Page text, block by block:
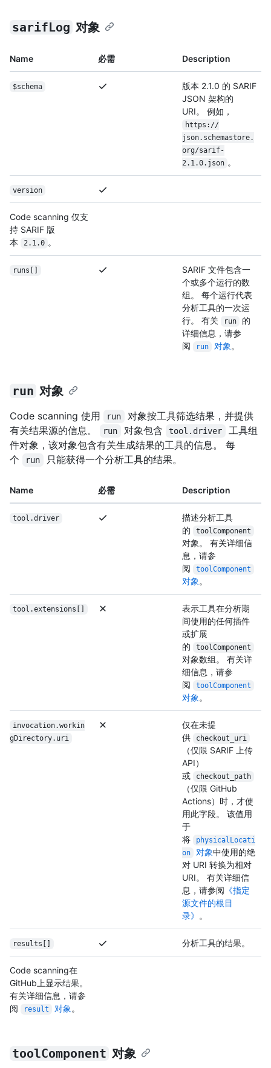
sarifLog 对象
Name 必需 Description
$schema
版本 2.1.0 的 SARIF
JSON 架构的
URI。 例如，
https://
json.schemastore.
org/sarif-
2.1.0.json 。
version
Code scanning 仅支
持 SARIF 版
本
2.1.0 。
runs[]
SARIF 文件包含一
个或多个运行的数
组。 每个运行代表
分析工具的一次运
行。 有关
run
的
详细信息，请参
阅
run 对象 。
run 对象
Code scanning 使用 run
对象按工具筛选结果，并提供
有关结果源的信息。
run 对象包含 tool.driver
工具组
件对象，该对象包含有关生成结果的工具的信息。 每
个
run 只能获得一个分析工具的结果。
Name 必需 Description
tool.driver
描述分析工具
的
toolComponent
对象。 有关详细信
息，请参
阅
toolComponent
对象 。
tool.extensions[]
表示工具在分析期
间使用的任何插件
或扩展
的
toolComponent
对象数组。 有关详
细信息，请参
阅
toolComponent
对象 。
invocation.workin
gDirectory.uri
仅在未提
供
checkout_uri
（仅限 SARIF 上传
API）
或
checkout_path
（仅限 GitHub
Actions）时，才使
用此字段。 该值用
于
将
physicalLocati
on
对象中使用的绝
对 URI 转换为相对
URI。 有关详细信
息，请参阅 《指定
源文件的根目
录》 。
results[] 分析工具的结果。
Code scanning在
GitHub上显示结果。
有关详细信息，请参
阅
result 对象 。
toolComponent 对象